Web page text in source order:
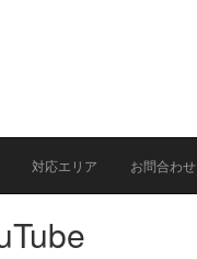
対応エリア お問合わせ